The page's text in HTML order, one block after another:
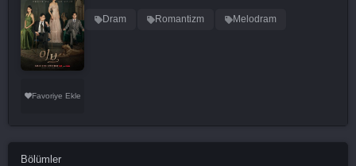
Favoriye Ekle
Dram Romantizm Melodram
Bölümler